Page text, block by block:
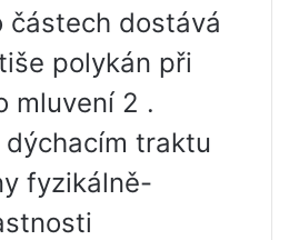
částech dostává
polykán při
mluvení 2 .
traktu
fyzikálně-